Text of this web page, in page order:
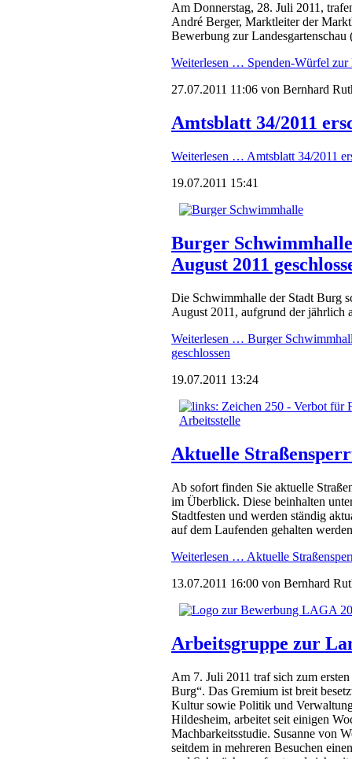
Am Donnerstag, 28. Juli 2011,
André Berger, Marktleiter der
Bewerbung zur
Weiterlesen … Spenden-Würfel
27.07.2011 11:06 von Bernhard
Amtsblatt 34/2011
Weiterlesen … Amtsblatt 34/2011
19.07.2011 15:41
Burger
August 2011
Die Schwimmhalle der Stadt Burg
August 2011, aufgrund der jährlich
Weiterlesen … Burger
geschlossen
19.07.2011 13:24
Aktuelle
Ab sofort finden Sie aktuelle
im Überblick. Diese beinhalten
Stadtfesten und werden ständig
auf dem Laufenden gehalten
Weiterlesen … Aktuelle
13.07.2011 16:00 von Bernhard
Arbeitsgruppe zur
Am 7. Juli 2011 traf sich zum
Burg“. Das Gremium ist breit
Kultur sowie Politik und
Hildesheim, arbeitet seit einigen
Machbarkeitsstudie. Susanne von
seitdem in mehreren Besuchen